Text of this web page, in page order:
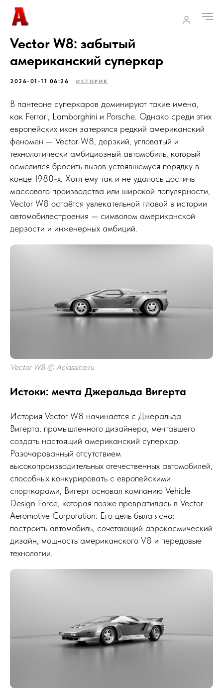
Vector W8: забытый
американский суперкар
2026-01-11 06:26 ИСТОРИЯ
В пантеоне суперкаров доминируют такие имена,
как Ferrari, Lamborghini и Porsche. Однако среди этих
европейских икон затерялся редкий американский
феномен — Vector W8, дерзкий, угловатый и
технологически амбициозный автомобиль, который
осмелился бросить вызов устоявшемуся порядку в
конце 1980-х. Хотя ему так и не удалось достичь
массового производства или широкой популярности,
Vector W8 остаётся увлекательной главой в истории
автомобилестроения — символом американской
дерзости и инженерных амбиций.
Vector W8 © Aclassica.ru
Истоки: мечта Джеральда Вигерта
История Vector W8 начинается с Джеральда
Вигерта, промышленного дизайнера, мечтавшего
создать настоящий американский суперкар.
Разочарованный отсутствием
высокопроизводительных отечественных автомобилей,
способных конкурировать с европейскими
спорткарами, Вигерт основал компанию Vehicle
Design Force, которая позже превратилась в Vector
Aeromotive Corporation. Его цель была ясна:
построить автомобиль, сочетающий аэрокосмический
дизайн, мощность американского V8 и передовые
технологии.